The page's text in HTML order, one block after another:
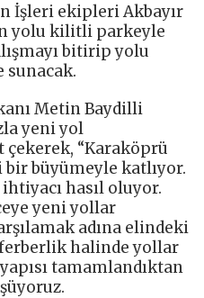
İşleri ekipleri Akbayır
yolu kilitli parkeyle
bitirip yolu
sunacak.
Metin Baydilli
yeni yol
çekerek, “Karaköprü
büyümeyle katlıyor.
hasıl oluyor.
yeni yollar
adına elindeki
halinde yollar
tamamlandıktan